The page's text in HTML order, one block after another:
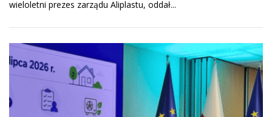
wieloletni prezes zarządu Aliplastu, oddał...